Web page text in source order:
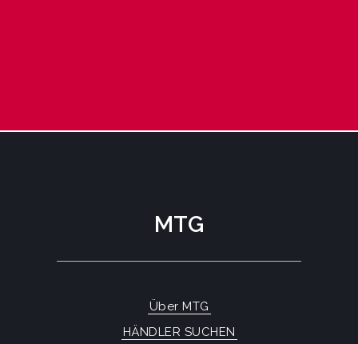
MTG
Über MTG
HÄNDLER SUCHEN